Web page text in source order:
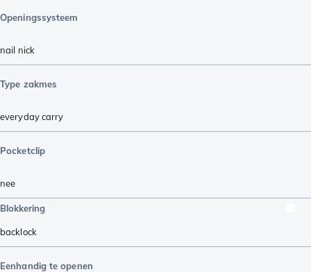
Openingssysteem
nail nick
Type zakmes
everyday carry
Pocketclip
nee
Blokkering
backlock
Eenhandig te openen